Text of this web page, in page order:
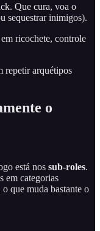
Que cura, voa o
sequestrar inimigos).
ricochete, controle
repetir arquétipos
o
está nos sub-roles.
em categorias
o que muda bastante o